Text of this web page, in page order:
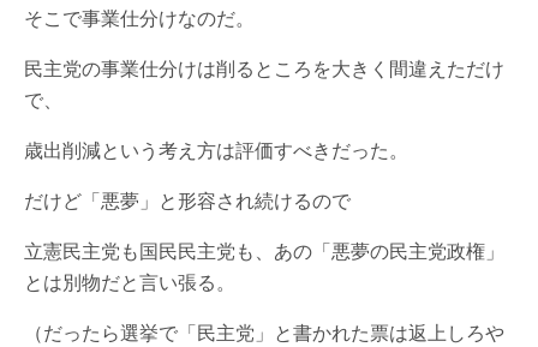
そこで事業仕分けなのだ。
民主党の事業仕分けは削るところを大きく間違えただけ
で、
歳出削減という考え方は評価すべきだった。
だけど「悪夢」と形容され続けるので
立憲民主党も国民民主党も、あの「悪夢の民主党政権」
とは別物だと言い張る。
（だったら選挙で「民主党」と書かれた票は返上しろや